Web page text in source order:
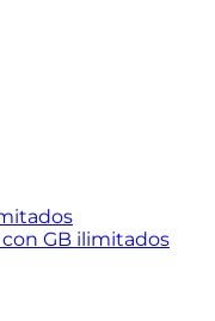
con GB ilimitados